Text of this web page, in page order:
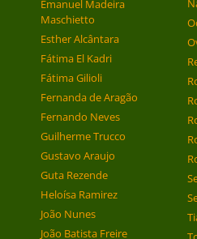
Emanuel Madeira
Maschietto
Esther Alcântara
Fátima El Kadri
Fátima Gilioli
Fernanda de Aragão
Fernando Neves
Guilherme Trucco
Gustavo Araujo
Guta Rezende
Heloísa Ramirez
João Nunes
João Batista Freire